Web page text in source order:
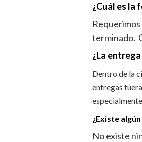
¿Cuál es la
terminado.
¿La
Dentro de la
entregas
¿Existe
No existe